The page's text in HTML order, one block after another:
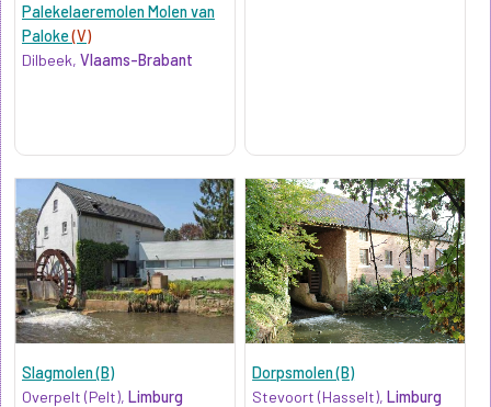
Palekelaeremolen Molen van
Paloke(V)
Dilbeek, Vlaams-Brabant
Slagmolen (B)
Overpelt (Pelt), Limburg
Dorpsmolen (B)
Stevoort (Hasselt),Limburg